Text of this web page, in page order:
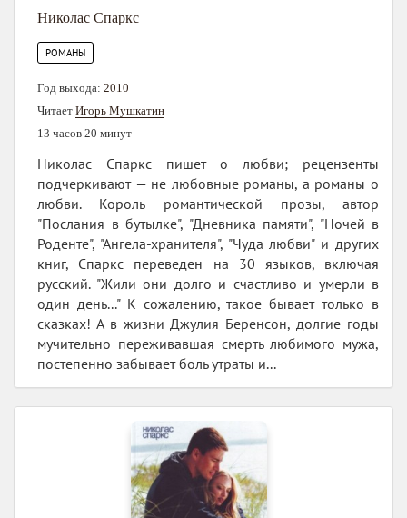
Николас Спаркс
РОМАНЫ
Год выхода: 2010
Читает Игорь Мушкатин
13 часов 20 минут
Николас Спаркс пишет о любви; рецензенты
подчеркивают — не любовные романы, а романы о
любви. Король романтической прозы, автор
"Послания в бутылке", "Дневника памяти", "Ночей в
Роденте", "Ангела-хранителя", "Чуда любви" и других
книг, Спаркс переведен на 30 языков, включая
русский. "Жили они долго и счастливо и умерли в
один день..." К сожалению, такое бывает только в
сказках! А в жизни Джулия Беренсон, долгие годы
мучительно переживавшая смерть любимого мужа,
постепенно забывает боль утраты и...